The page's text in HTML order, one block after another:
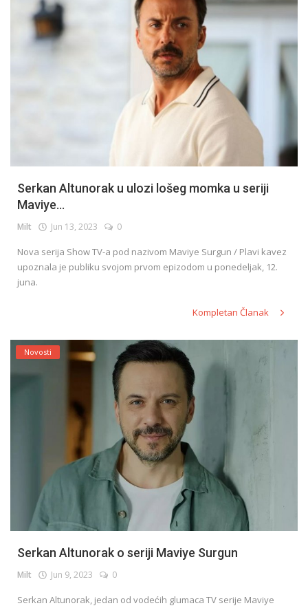
Serkan Altunorak u ulozi lošeg momka u seriji
Maviye...
Milt Jun 13, 2023 0
Nova serija Show TV-a pod nazivom Maviye Surgun / Plavi kavez
upoznala je publiku svojom prvom epizodom u ponedeljak, 12.
juna.
Kompletan Članak
Novosti
Serkan Altunorak o seriji Maviye Surgun
Milt Jun 9, 2023 0
Serkan Altunorak, jedan od vodećih glumaca TV serije Maviye